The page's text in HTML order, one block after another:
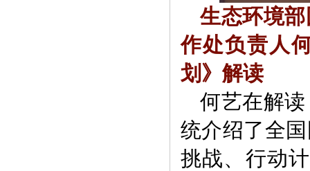
生态环境
作处负责人
划》解读
何艺在解
统介绍了全
挑战、行动